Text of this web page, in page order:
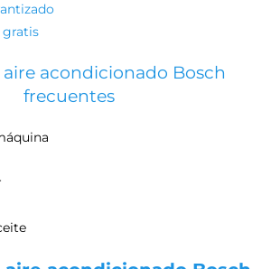
gratis
aire acondicionado Bosch
frecuentes